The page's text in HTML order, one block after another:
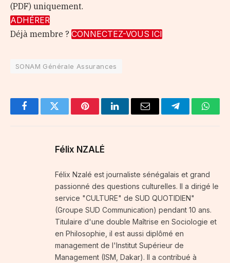
(PDF) uniquement.
ADHÉRER
Déjà membre ? CONNECTEZ-VOUS ICI
SONAM Générale Assurances
FacebookTwitter PinterestLinkedInEmail Telegram
Félix NZALÉ
Félix Nzalé est journaliste sénégalais et grand
passionné des questions culturelles. Il a dirigé le
service "CULTURE" de SUD QUOTIDIEN"
(Groupe SUD Communication) pendant 10 ans.
Titulaire d'une double Maîtrise en Sociologie et
en Philosophie, il est aussi diplômé en
management de l'Institut Supérieur de
Management (ISM, Dakar). Il a contribué à